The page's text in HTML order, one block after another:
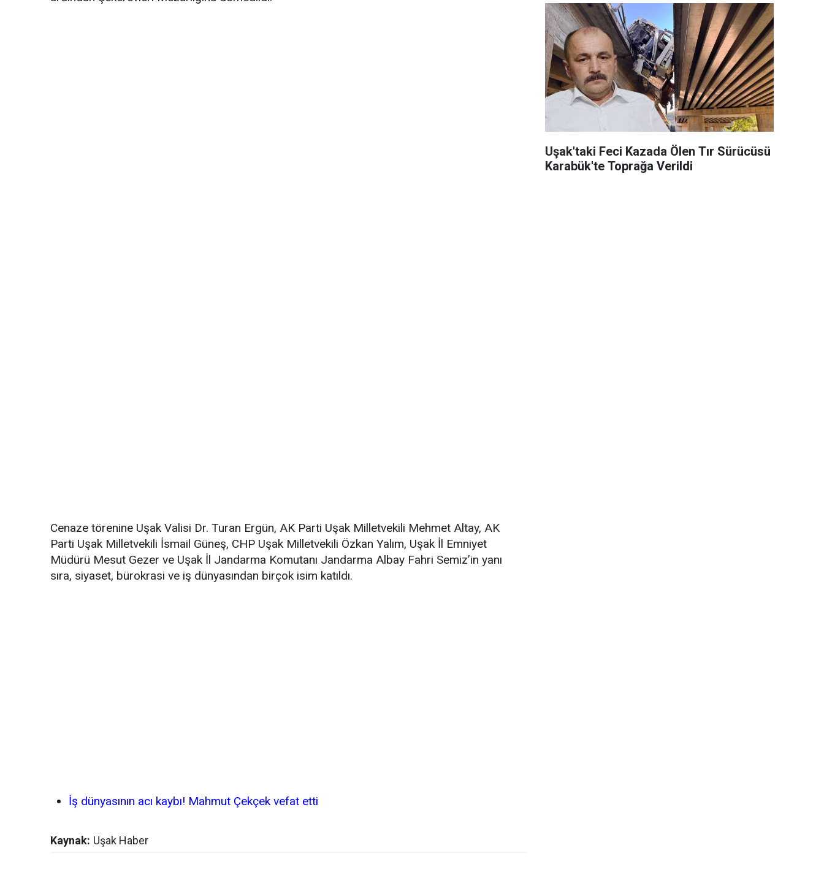
Cenaze törenine Uşak Valisi Dr. Turan Ergün, AK Parti Uşak Milletvekili Mehmet Altay, AK
Parti Uşak Milletvekili İsmail Güneş, CHP Uşak Milletvekili Özkan Yalım, Uşak İl Emniyet
Müdürü Mesut Gezer ve Uşak İl Jandarma Komutanı Jandarma Albay Fahri Semiz’in yanı
sıra, siyaset, bürokrasi ve iş dünyasından birçok isim katıldı.
İş dünyasının acı kaybı! Mahmut Çekçek vefat etti
Kaynak: Uşak Haber
Uşak'taki Feci Kazada Ölen Tır Sürücüsü
Karabük'te Toprağa Verildi